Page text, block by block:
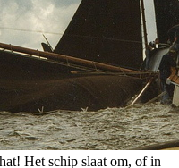
Het schip slaat om, of in